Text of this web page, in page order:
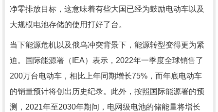
净零排放目标，这意味着有些大国已经为鼓励电动车以及
大规模电池存储的使用打好了台。
当下能源危机以及俄乌冲突背景下，能源转型变得更为紧
迫。国际能源署（IEA）表示，2022年一季度全球销售了
200万台电动车，相比上年同期增长75%，而年底电动车
的销量预计将创出历史纪录。此外，按照国际能源署的预
测，2021年至2030年期间，电网级电池的储能量将增长